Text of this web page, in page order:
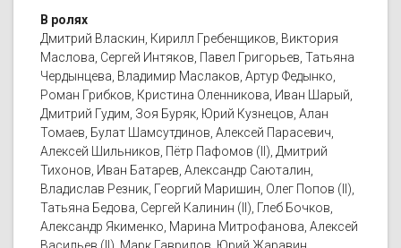
В ролях
Дмитрий Власкин, Кирилл Гребенщиков, Виктория
Маслова, Сергей Интяков, Павел Григорьев, Татьяна
Чердынцева, Владимир Маслаков, Артур Федынко,
Роман Грибков, Кристина Оленникова, Иван Шарый,
Дмитрий Гудим, Зоя Буряк, Юрий Кузнецов, Алан
Томаев, Булат Шамсутдинов, Алексей Парасевич,
Алексей Шильников, Пётр Пафомов (II), Дмитрий
Тихонов, Иван Батарев, Александр Саюталин,
Владислав Резник, Георгий Маришин, Олег Попов (II),
Татьяна Бедова, Сергей Калинин (II), Глеб Бочков,
Александр Якименко, Марина Митрофанова, Алексей